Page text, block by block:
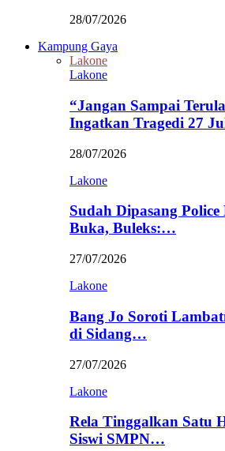
28/07/2026
Kampung Gaya
Lakone
Lakone
“Jangan Sampai
Ingatkan Tragedi 27
28/07/2026
Lakone
Sudah Dipasang
Buka, Buleks:…
27/07/2026
Lakone
Bang Jo Soroti
di Sidang…
27/07/2026
Lakone
Rela Tinggalkan Satu
Siswi SMPN…